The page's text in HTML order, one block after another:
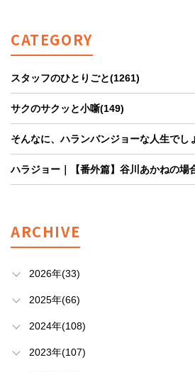
CATEGORY
スタッフのひとりごと(1261)
サクのサクッと小噺(149)
そんなに、ハランバンジョーな人生でし
ハラジョー｜【番外篇】谷川あかねの場
ARCHIVE
2026年(33)
2025年(66)
2024年(108)
2023年(107)